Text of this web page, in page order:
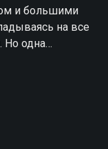
и большими
на все
Но одна
крест на
колонии.
начать с нуля.
и строгие
нибудь